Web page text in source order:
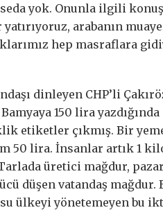
yok. Onunla ilgili
arabanın
hep masraflara
dinleyen CHP’li
150 lira
etiketler çıkmış. Bir
50 lira. İnsanlar artık 1
üretici mağdur,
düşen vatandaş
ülkeyi yönetemeyen bu